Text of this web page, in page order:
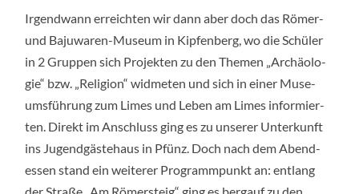
Irgend­wann erreich­ten wir dann aber doch das Römer-
und Baju­wa­ren-Muse­um in Kip­fen­berg, wo die Schü­ler
in 2 Grup­pen sich Pro­jek­ten zu den The­men „Archäo­lo­
gie“ bzw. „Reli­gi­on“ wid­me­ten und sich in einer Muse­
ums­füh­rung zum Limes und Leben am Limes infor­mier­
ten. Direkt im Anschluss ging es zu unse­rer Unter­kunft
ins Jugend­gäs­te­haus in Pfünz. Doch nach dem Abend­
essen stand ein wei­te­rer Pro­gramm­punkt an: ent­lang